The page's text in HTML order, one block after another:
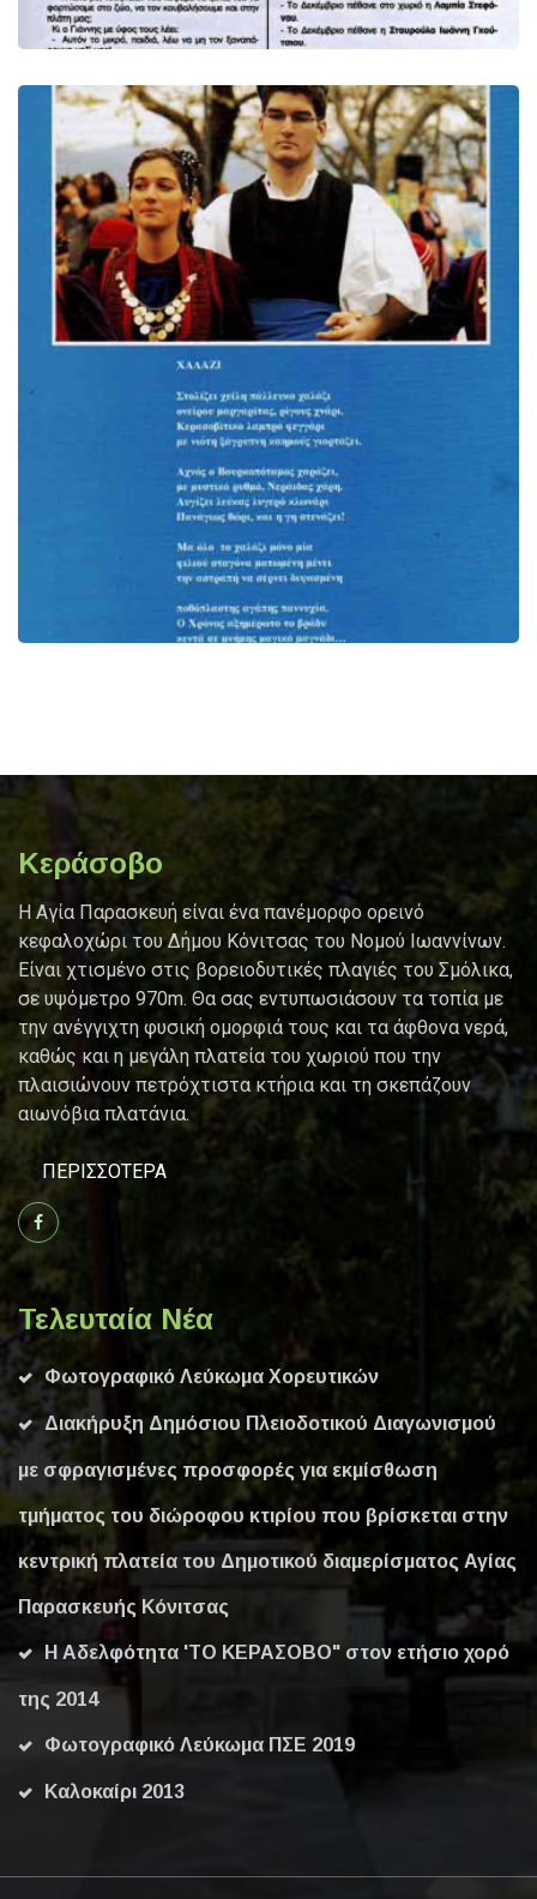
Κεράσοβο
Η Αγία Παρασκευή είναι ένα πανέμορφo ορεινό
κεφαλοχώρι του Δήμου Κόνιτσας του Νομού Ιωαννίνων.
Είναι χτισμένο στις βορειοδυτικές πλαγιές του Σμόλικα,
σε υψόμετρο 970m. Θα σας εντυπωσιάσουν τα τοπία με
την ανέγγιχτη φυσική ομορφιά τους και τα άφθονα νερά,
καθώς και η μεγάλη πλατεία του χωριού που την
πλαισιώνουν πετρόχτιστα κτήρια και τη σκεπάζουν
αιωνόβια πλατάνια.
ΠΕΡΙΣΣΌΤΕΡΑ
Τελευταία Νέα
Φωτογραφικό Λεύκωμα Χορευτικών
Διακήρυξη Δημόσιου Πλειοδοτικού Διαγωνισμού
με σφραγισμένες προσφορές για εκμίσθωση
τμήματος του διώροφου κτιρίου που βρίσκεται στην
κεντρική πλατεία του Δημοτικού διαμερίσματος Αγίας
Παρασκευής Κόνιτσας
Η Αδελφότητα 'ΤΟ ΚΕΡΑΣΟΒΟ" στον ετήσιο χορό
της 2014
Φωτογραφικό Λεύκωμα ΠΣΕ 2019
Καλοκαίρι 2013